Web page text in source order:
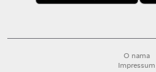
O nama
Impressum